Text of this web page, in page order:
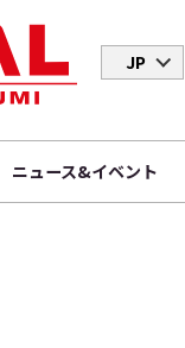
ニュース&イベント
JP